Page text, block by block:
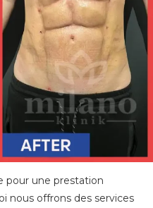
pour une prestation
nous offrons des services